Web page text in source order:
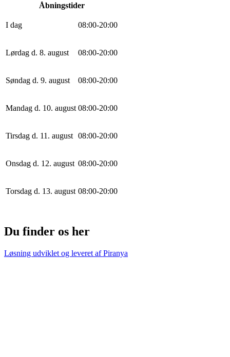
Åbningstider
I dag 08:00-20:00
Lørdag d. 8. august 08:00-20:00
Søndag d. 9. august 08:00-20:00
Mandag d. 10. august 08:00-20:00
Tirsdag d. 11. august 08:00-20:00
Onsdag d. 12. august 08:00-20:00
Torsdag d. 13. august 08:00-20:00
Du finder os her
Løsning udviklet og leveret afPiranya